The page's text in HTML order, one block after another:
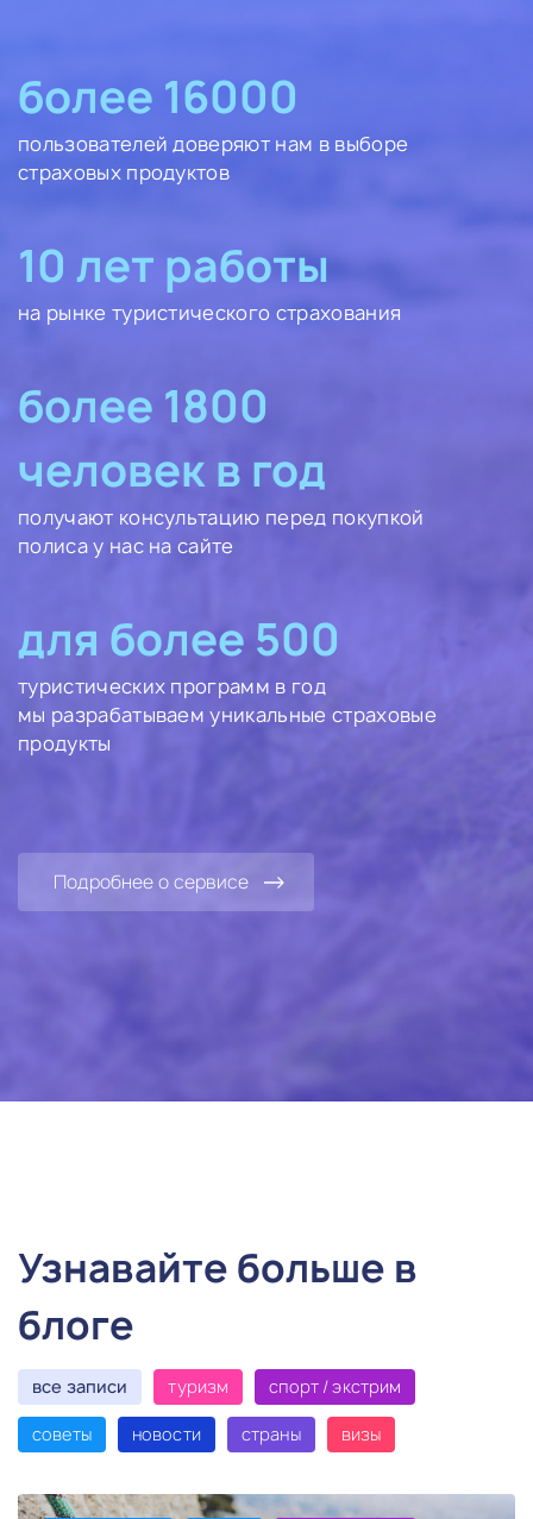
более 16000
пользователей доверяют нам в выборе
страховых продуктов
10 лет работы
на рынке туристического страхования
более 1800
человек в год
получают консультацию перед покупкой
полиса у нас на сайте
для более 500
туристических программ в год
мы разрабатываем уникальные страховые
продукты
Подробнее о сервисе
Узнавайте больше в
блоге
все записи туризм спорт / экстрим
советы новости страны визы